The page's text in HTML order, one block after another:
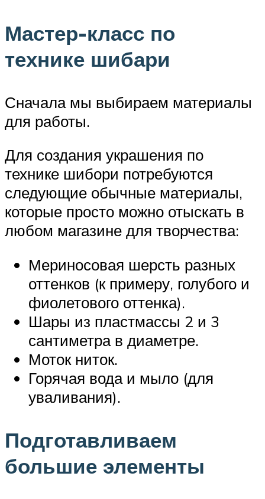
Мастер-класс по
технике шибари
Сначала мы выбираем материалы
для работы.
Для создания украшения по
технике шибори потребуются
следующие обычные материалы,
которые просто можно отыскать в
любом магазине для творчества:
Мериносовая шерсть разных
оттенков (к примеру, голубого и
фиолетового оттенка).
Шары из пластмассы 2 и 3
сантиметра в диаметре.
Моток ниток.
Горячая вода и мыло (для
уваливания).
Подготавливаем
большие элементы